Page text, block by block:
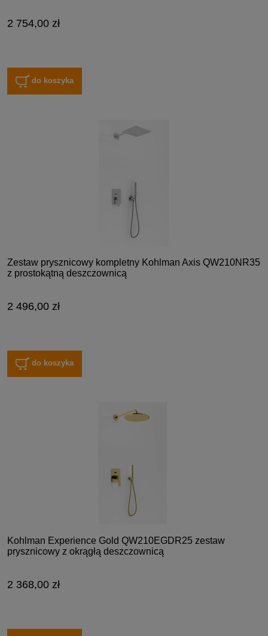
2 754,00 zł
do koszyka
Zestaw prysznicowy kompletny Kohlman Axis QW210NR35
z prostokątną deszczownicą
2 496,00 zł
do koszyka
Kohlman Experience Gold QW210EGDR25 zestaw
prysznicowy z okrągłą deszczownicą
2 368,00 zł